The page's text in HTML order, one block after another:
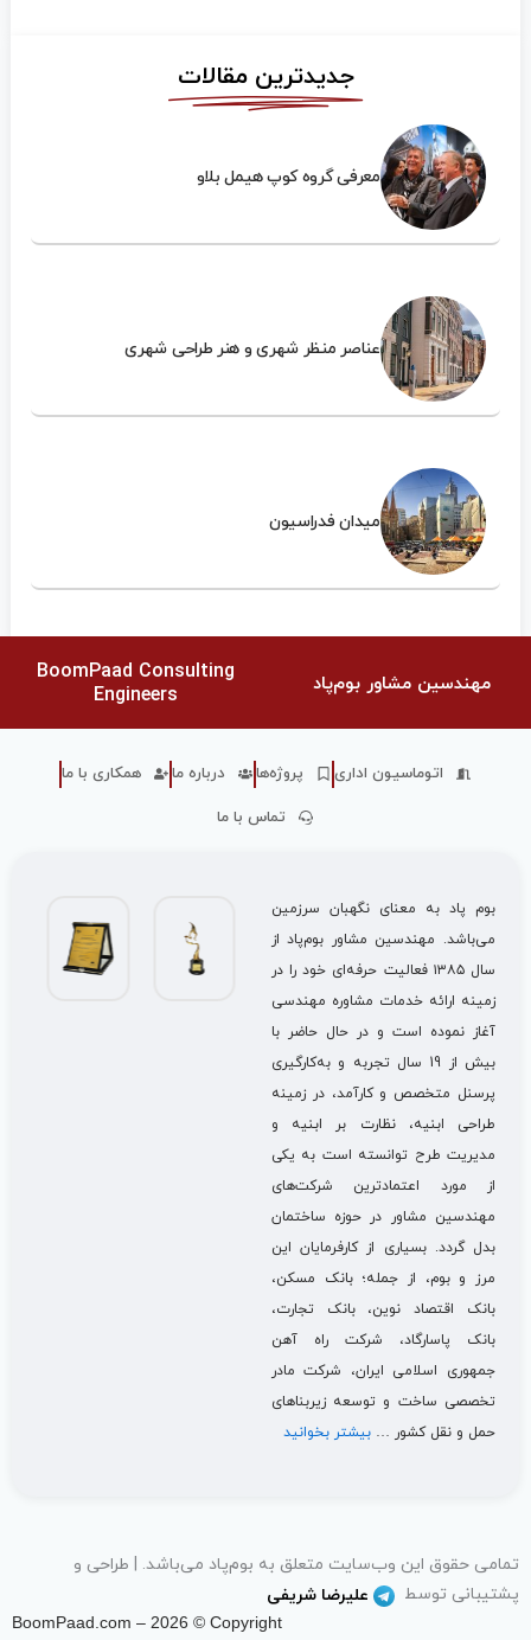
جدیدترین مقالات
معرفی گروه کوپ هیمل بلاو
عناصر منظر شهری و هنر طراحی شهری
میدان فدراسیون
مهندسین مشاور بوم‌پاد
BoomPaad Consulting
Engineers
اتوماسیون اداری پروژه‌ها درباره ما همکاری با ما
تماس با ما
بوم پاد به معنای نگهبان سرزمین
می‌باشد. مهندسین مشاور بوم‌پاد از
سال ۱۳۸۵ فعالیت حرفه‌ای خود را در
زمینه ارائه خدمات مشاوره مهندسی
آغاز نموده است و در حال حاضر با
بیش از 19 سال تجربه و به‌کارگیری
پرسنل متخصص و کارآمد، در زمینه
طراحی ابنیه، نظارت بر ابنیه و
مدیریت طرح توانسته است به یکی
از مورد اعتمادترین شرکت‌های
مهندسین مشاور در حوزه ساختمان
بدل گردد. بسیاری از کارفرمایان این
مرز و بوم، از جمله؛ بانک مسکن،
بانک اقتصاد نوین، بانک تجارت،
بانک پاسارگاد، شرکت راه آهن
جمهوری اسلامی ایران، شرکت مادر
تخصصی ساخت و توسعه زیربناهای
حمل و نقل کشور … بیشتر بخوانید
تمامی حقوق اين وب‌سايت متعلق به بوم‌پاد می‌باشد. | طراحی و
پشتیبانی توسط
علیرضا شریفی
BoomPaad.com – 2026 © Copyright